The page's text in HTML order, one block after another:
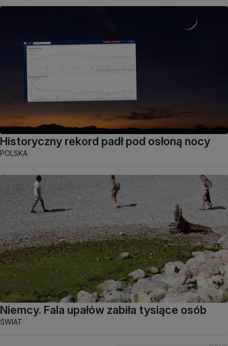
Historyczny rekord padł pod osłoną nocy
POLSKA
Niemcy. Fala upałów zabiła tysiące osób
ŚWIAT